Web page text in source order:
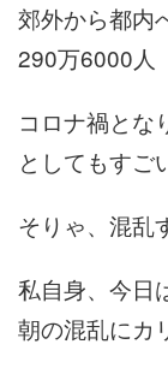
郊外から都内
290万6000人
コロナ禍とな
としてもすご
そりゃ、混乱
私自身、今日
朝の混乱にカ